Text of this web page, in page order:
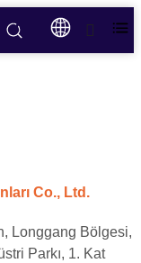
Co., Ltd.
Longgang Bölgesi,
Parkı, 1. Kat